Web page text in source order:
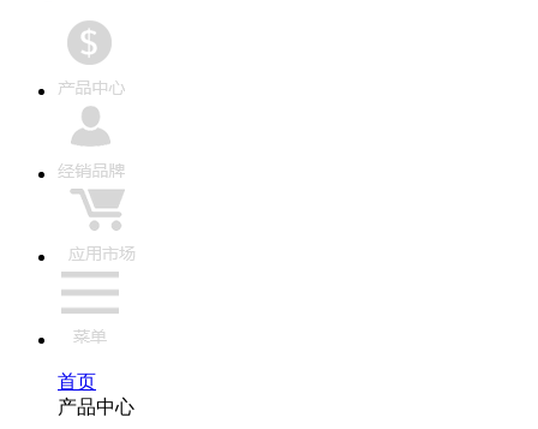
首页
产品中心